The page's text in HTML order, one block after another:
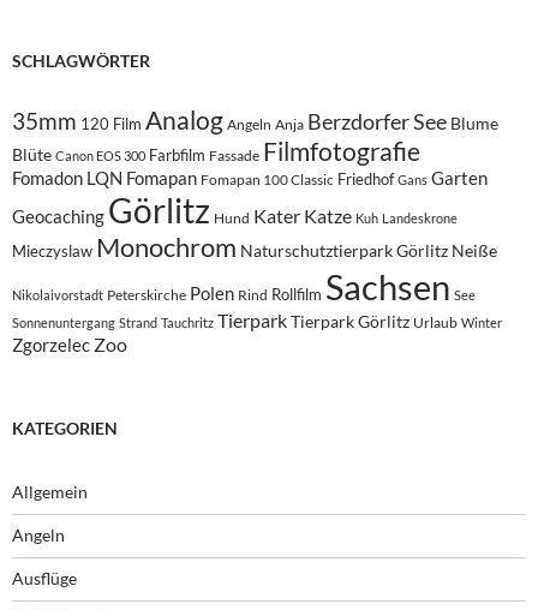
SCHLAGWÖRTER
35mm 120 Film Analog Angeln Anja Berzdorfer See Blume
Blüte Canon EOS 300 Farbfilm Fassade Filmfotografie
Fomadon LQN Fomapan Fomapan 100 Classic Friedhof Gans Garten
Geocaching Görlitz Hund Kater Katze Kuh Landeskrone
Mieczyslaw Monochrom Naturschutztierpark Görlitz Neiße
Nikolaivorstadt Peterskirche Polen Rind Rollfilm Sachsen See
Sonnenuntergang Strand Tauchritz TierparkTierpark Görlitz Urlaub Winter
Zgorzelec Zoo
KATEGORIEN
Allgemein
Angeln
Ausflüge